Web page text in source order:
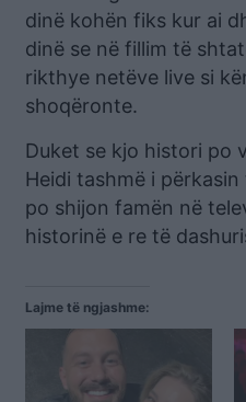
dinë kohën fiks kur ai
dinë se në fillim të
rikthye netëve live si
shoqëronte.
Duket se kjo histori po
Heidi tashmë i
po shijon famën në
historinë e re të
Lajme të ngjashme: